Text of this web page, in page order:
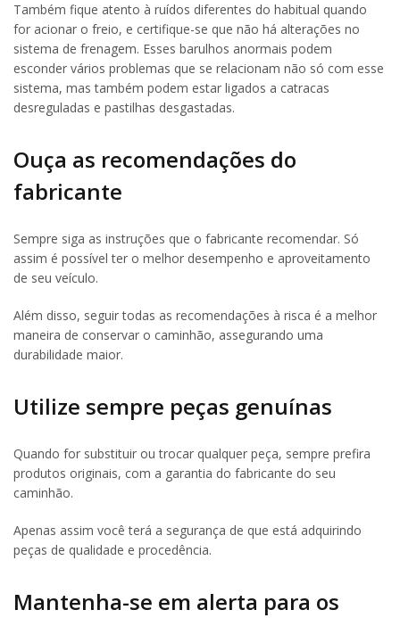
Também fique atento à ruídos diferentes do habitual quando
for acionar o freio, e certifique-se que não há alterações no
sistema de frenagem. Esses barulhos anormais podem
esconder vários problemas que se relacionam não só com esse
sistema, mas também podem estar ligados a catracas
desreguladas e pastilhas desgastadas.
Ouça as recomendações do
fabricante
Sempre siga as instruções que o fabricante recomendar. Só
assim é possível ter o melhor desempenho e aproveitamento
de seu veículo.
Além disso, seguir todas as recomendações à risca é a melhor
maneira de conservar o caminhão, assegurando uma
durabilidade maior.
Utilize sempre peças genuínas
Quando for substituir ou trocar qualquer peça, sempre prefira
produtos originais, com a garantia do fabricante do seu
caminhão.
Apenas assim você terá a segurança de que está adquirindo
peças de qualidade e procedência.
Mantenha-se em alerta para os